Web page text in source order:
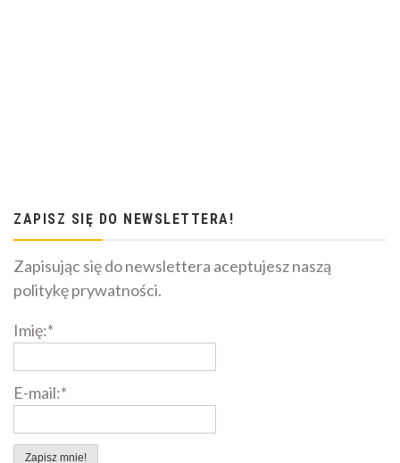
ZAPISZ SIĘ DO NEWSLETTERA!
Zapisując się do newslettera aceptujesz naszą
politykę prywatności.
Imię:*
E-mail:*